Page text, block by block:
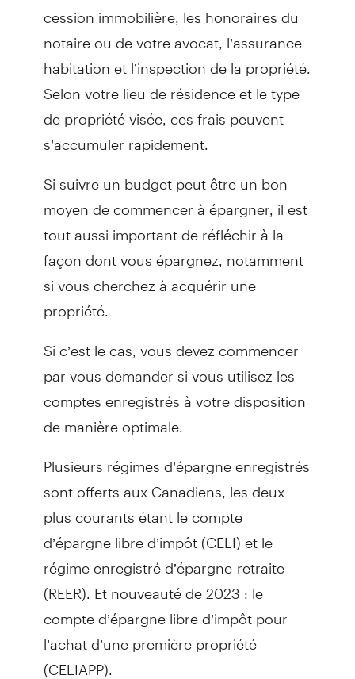
cession immobilière, les honoraires du
notaire ou de votre avocat, l’assurance
habitation et l’inspection de la propriété.
Selon votre lieu de résidence et le type
de propriété visée, ces frais peuvent
s’accumuler rapidement.
Si suivre un budget peut être un bon
moyen de commencer à épargner, il est
tout aussi important de réfléchir à la
façon dont vous épargnez, notamment
si vous cherchez à acquérir une
propriété.
Si c’est le cas, vous devez commencer
par vous demander si vous utilisez les
comptes enregistrés à votre disposition
de manière optimale.
Plusieurs régimes d’épargne enregistrés
sont offerts aux Canadiens, les deux
plus courants étant le compte
d’épargne libre d’impôt (CELI) et le
régime enregistré d’épargne-retraite
(REER). Et nouveauté de 2023 : le
compte d’épargne libre d’impôt pour
l’achat d’une première propriété
(CELIAPP).